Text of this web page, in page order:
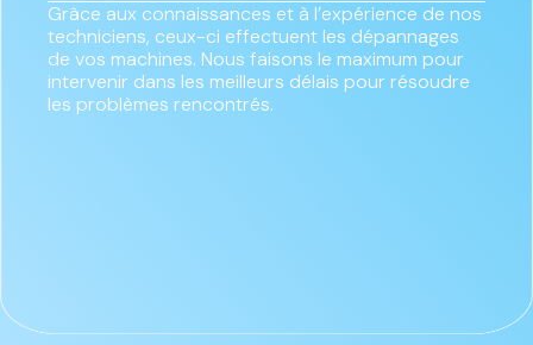
Grâce aux connaissances et à l’expérience de nos
techniciens, ceux-ci effectuent les dépannages
de vos machines. Nous faisons le maximum pour
intervenir dans les meilleurs délais pour résoudre
les problèmes rencontrés.